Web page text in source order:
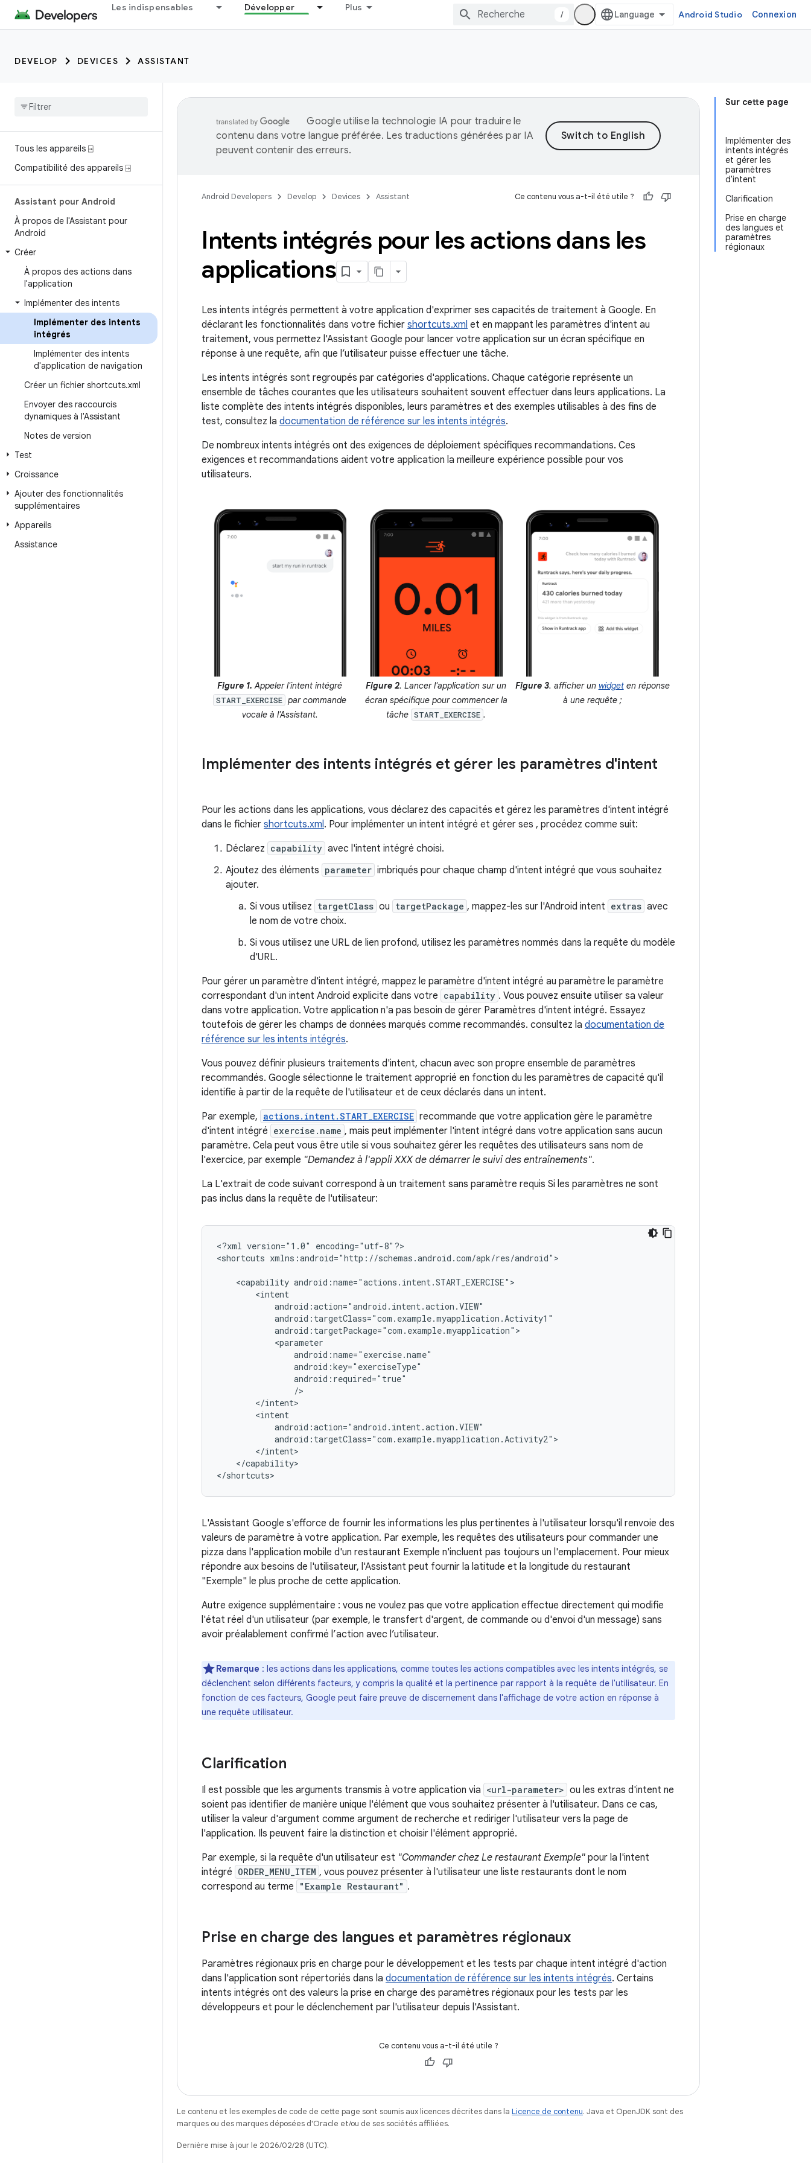
Les indispensables Développer Plus
/ Android Studio Connexion
DEVELOP DEVICES ASSISTANT
Tous les appareils ⍈
Compatibilité des appareils ⍈
Assistant pour Android
À propos de l'Assistant pour
Android
Créer
À propos des actions dans
l'application
Implémenter des intents
Implémenter des intents
intégrés
Implémenter des intents
d'application de navigation
Créer un fichier shortcuts.xml
Envoyer des raccourcis
dynamiques à l'Assistant
Notes de version
Test
Croissance
Ajouter des fonctionnalités
supplémentaires
Appareils
Assistance
Sur cette page
Implémenter des
intents intégrés
et gérer les
paramètres
d'intent
Clarification
Prise en charge
des langues et
paramètres
régionaux
Google utilise la technologie IA pour traduire le
contenu dans votre langue préférée. Les traductions générées par IA
peuvent contenir des erreurs.
Android Developers Develop Devices Assistant Ce contenu vous a-t-il été utile ?
Intents intégrés pour les actions dans les
applications
Les intents intégrés permettent à votre application d'exprimer ses capacités de traitement à Google. En
déclarant les fonctionnalités dans votre fichier shortcuts.xml et en mappant les paramètres d'intent au
traitement, vous permettez l'Assistant Google pour lancer votre application sur un écran spécifique en
réponse à une requête, afin que l’utilisateur puisse effectuer une tâche.
Les intents intégrés sont regroupés par catégories d'applications. Chaque catégorie représente un
ensemble de tâches courantes que les utilisateurs souhaitent souvent effectuer dans leurs applications. La
liste complète des intents intégrés disponibles, leurs paramètres et des exemples utilisables à des fins de
test, consultez la documentation de référence sur les intents intégrés.
De nombreux intents intégrés ont des exigences de déploiement spécifiques recommandations. Ces
exigences et recommandations aident votre application la meilleure expérience possible pour vos
utilisateurs.
Figure 1. Appeler l'intent intégré
START_EXERCISE par commande
vocale à l'Assistant.
Figure 2. Lancer l'application sur un
écran spécifique pour commencer la
tâche START_EXERCISE .
Figure 3. afficher un widgeten réponse
à une requête ;
Implémenter des intents intégrés et gérer les paramètres d'intent
Pour les actions dans les applications, vous déclarez des capacités et gérez les paramètres d'intent intégré
dans le fichier shortcuts.xml. Pour implémenter un intent intégré et gérer ses , procédez comme suit:
Déclarez capability avec l'intent intégré choisi.
Ajoutez des éléments parameter imbriqués pour chaque champ d'intent intégré que vous souhaitez
ajouter.
Si vous utilisez targetClass ou targetPackage , mappez-les sur l'Android intent extras avec
le nom de votre choix.
Si vous utilisez une URL de lien profond, utilisez les paramètres nommés dans la requête du modèle
d'URL.
Pour gérer un paramètre d'intent intégré, mappez le paramètre d'intent intégré au paramètre le paramètre
correspondant d'un intent Android explicite dans votre capability . Vous pouvez ensuite utiliser sa valeur
dans votre application. Votre application n'a pas besoin de gérer Paramètres d'intent intégré. Essayez
toutefois de gérer les champs de données marqués comme recommandés. consultez la documentation de
référence sur les intents intégrés.
Vous pouvez définir plusieurs traitements d'intent, chacun avec son propre ensemble de paramètres
recommandés. Google sélectionne le traitement approprié en fonction du les paramètres de capacité qu'il
identifie à partir de la requête de l'utilisateur et de ceux déclarés dans un intent.
Par exemple, actions.intent.START_EXERCISE recommande que votre application gère le paramètre
d'intent intégré exercise.name , mais peut implémenter l'intent intégré dans votre application sans aucun
paramètre. Cela peut vous être utile si vous souhaitez gérer les requêtes des utilisateurs sans nom de
l'exercice, par exemple "Demandez à l'appli XXX de démarrer le suivi des entraînements".
La L'extrait de code suivant correspond à un traitement sans paramètre requis Si les paramètres ne sont
pas inclus dans la requête de l'utilisateur:
<?xml version="1.0"
encoding="utf-8"?>
<shortcuts xmlns:android="http://schemas.android.com/apk/res/android">
<capability
</capability>
L'Assistant Google s'efforce de fournir les informations les plus pertinentes à l'utilisateur lorsqu'il renvoie des
valeurs de paramètre à votre application. Par exemple, les requêtes des utilisateurs pour commander une
pizza dans l'application mobile d'un restaurant Exemple n'incluent pas toujours un l'emplacement. Pour mieux
répondre aux besoins de l'utilisateur, l'Assistant peut fournir la latitude et la longitude du restaurant
"Exemple" le plus proche de cette application.
Autre exigence supplémentaire : vous ne voulez pas que votre application effectue directement qui modifie
l'état réel d'un utilisateur (par exemple, le transfert d'argent, de commande ou d'envoi d'un message) sans
avoir préalablement confirmé l’action avec l’utilisateur.
Remarque : les actions dans les applications, comme toutes les actions compatibles avec les intents intégrés, se
déclenchent selon différents facteurs, y compris la qualité et la pertinence par rapport à la requête de l'utilisateur. En
fonction de ces facteurs, Google peut faire preuve de discernement dans l'affichage de votre action en réponse à
une requête utilisateur.
Clarification
Il est possible que les arguments transmis à votre application via <url-parameter> ou les extras d'intent ne
soient pas identifier de manière unique l'élément que vous souhaitez présenter à l'utilisateur. Dans ce cas,
utiliser la valeur d'argument comme argument de recherche et rediriger l'utilisateur vers la page de
l'application. Ils peuvent faire la distinction et choisir l'élément approprié.
Par exemple, si la requête d'un utilisateur est "Commander chez Le restaurant Exemple" pour la l'intent
intégré ORDER_MENU_ITEM , vous pouvez présenter à l'utilisateur une liste restaurants dont le nom
correspond au terme
"Example Restaurant" .
Prise en charge des langues et paramètres régionaux
Paramètres régionaux pris en charge pour le développement et les tests par chaque intent intégré d'action
dans l'application sont répertoriés dans la documentation de référence sur les intents intégrés. Certains
intents intégrés ont des valeurs la prise en charge des paramètres régionaux pour les tests par les
développeurs et pour le déclenchement par l'utilisateur depuis l'Assistant.
Ce contenu vous a-t-il été utile ?
Le contenu et les exemples de code de cette page sont soumis aux licences décrites dans la Licence de contenu. Java et OpenJDK sont des
marques ou des marques déposées d'Oracle et/ou de ses sociétés affiliées.
Dernière mise à jour le 2026/02/28 (UTC).